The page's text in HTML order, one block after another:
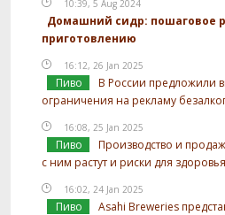
10:39, 5 Aug 2024
Домашний сидр: пошаговое
приготовлению
16:12, 26 Jan 2025
Пиво
В России предложили
ограничения на рекламу
16:08, 25 Jan 2025
Пиво
Производство и
с ним растут и риски для здоровья
16:02, 24 Jan 2025
Пиво
Asahi Breweries